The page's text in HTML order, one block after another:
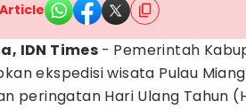
IDN Times - Pemerintah
ekspedisi wisata Pulau
peringatan Hari Ulang Tahun